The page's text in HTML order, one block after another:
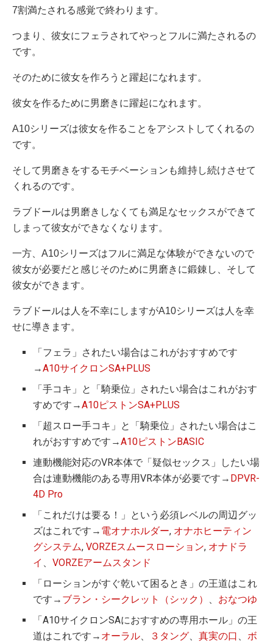
7割満たされる感覚で終わります。
つまり、彼女にフェラされてやっとフルに満たされるの
です。
そのために彼女を作ろうと躍起になれます。
彼女を作るために男磨きに躍起になれます。
A10シリーズは彼女を作ることをアシストしてくれるの
です。
そして男磨きをするモチベーションも維持し続けさせて
くれるのです。
ラブドールは男磨きしなくても満足なセックスができて
しまって彼女ができなくなります。
一方、A10シリーズはフルに満足な体験ができないので
彼女が必要だと感じそのために男磨きに鍛錬し、そして
彼女ができます。
ラブドールは人を不幸にしますがA10シリーズは人を幸
せに導きます。
「フェラ」されたい場合はこれがおすすめです
→A10サイクロンSA+PLUS
「手コキ」と「騎乗位」されたい場合はこれがおす
すめです→A10ピストンSA+PLUS
「超スロー手コキ」と「騎乗位」されたい場合はこ
れがおすすめです→A10ピストンBASIC
連動機能対応のVR本体で「疑似セックス」したい場
合は連動機能のある専用VR本体が必要です→ DPVR-
4D Pro
「これだけは要る！」という必須レベルの周辺グッ
ズはこれです→ 電オナホルダー, オナホヒーティン
グシステム,VORZEスムースローション, オナドラ
イ 、VORZEアームスタンド
「ローションがすぐ乾いて困るとき」の王道はこれ
です→ ブラン・シークレット（シック） 、 おなつゆ
「A10サイクロンSAにおすすめの専用ホール」の王
道はこれです→ オーラル、 ３タング、真実の口 、ボ